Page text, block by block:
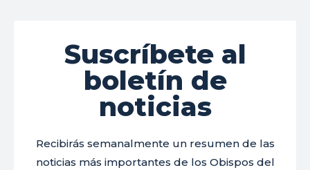
Suscríbete al
boletín de
noticias
Recibirás semanalmente un resumen de las
noticias más importantes de los Obispos del